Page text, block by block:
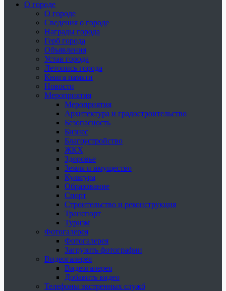
О городе
О городе
Сведения о городе
Награды города
Герб города
Объявления
Устав города
Летопись города
Книга памяти
Новости
Мероприятия
Мероприятия
Архитектура и градостроительство
Безопасность
Бизнес
Благоустройство
ЖКХ
Здоровье
Земля и имущество
Культура
Образование
Спорт
Строительство и реконструкция
Транспорт
Туризм
Фотогалерея
Фотогалерея
Загрузить фотографии
Видеогалерея
Видеогалерея
Добавить видео
Телефоны экстренных служб